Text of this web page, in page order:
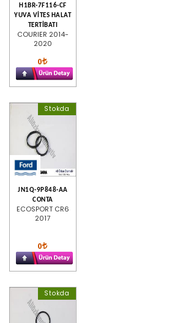
H1BR-7F116-CF
YUVA VİTES HALAT
TERTİBATI
COURIER 2014-
2020
0
Stokda
JN1Q-9P848-AA
CONTA
ECOSPORT CR6
2017
0
Stokda